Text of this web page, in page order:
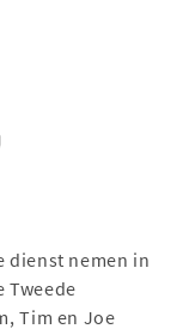
dienst nemen in
Tweede
Tim en Joe